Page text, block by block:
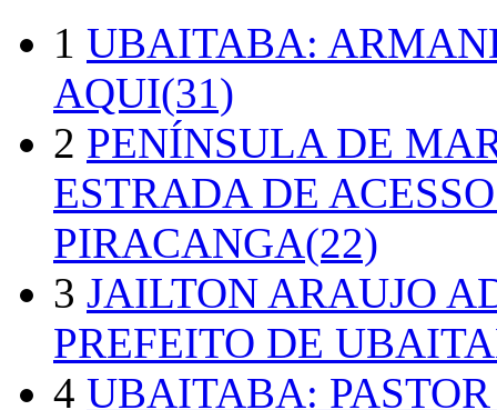
1 UBAITABA:
AQUI(31)
2 PENÍNSULA DE
ESTRADA DE
PIRACANGA(22)
3 JAILTON ARAUJO
PREFEITO DE
4 UBAITABA: